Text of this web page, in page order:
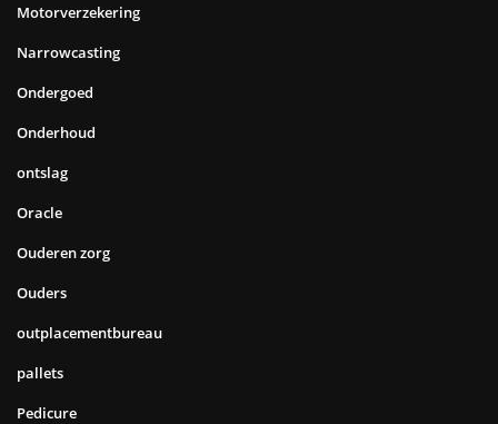
Motorverzekering
Narrowcasting
Ondergoed
Onderhoud
ontslag
Oracle
Ouderen zorg
Ouders
outplacementbureau
pallets
Pedicure